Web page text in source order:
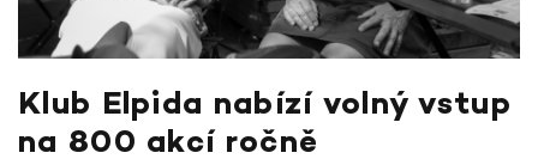
Klub Elpida nabízí volný vstup
na 800 akcí ročně